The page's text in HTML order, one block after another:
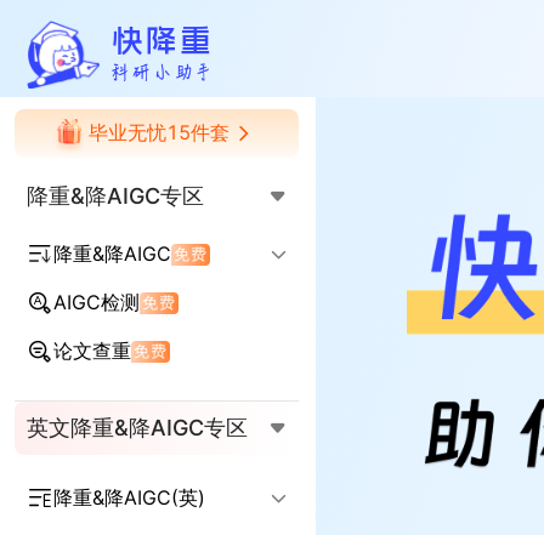
快降重
毕业无忧15件套
降重&降AIGC专区
降重&降AIGC免费
降AIGC率
AIGC+查重率双降
AIGC检测 免费
论文查重免费
英文降重&降AIGC专区
降重&降AIGC(英)